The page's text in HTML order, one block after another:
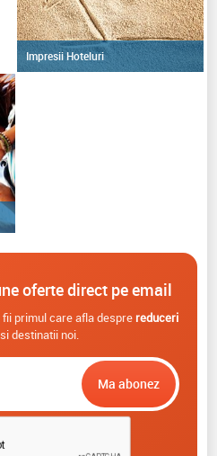
Impresii Hoteluri
oferte direct pe email
primul care afla despre reduceri
destinatii noi.